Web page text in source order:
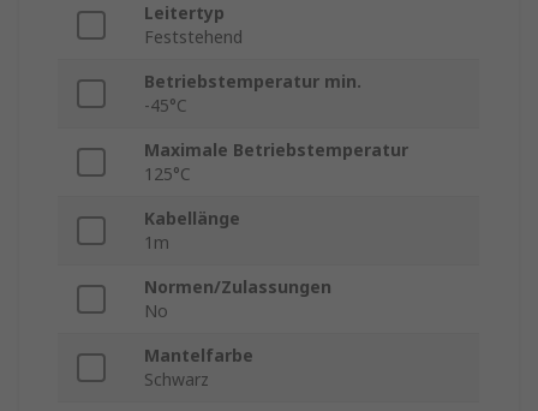
Leitertyp
Feststehend
Betriebstemperatur min.
-45°C
Maximale Betriebstemperatur
125°C
Kabellänge
1m
Normen/Zulassungen
No
Mantelfarbe
Schwarz